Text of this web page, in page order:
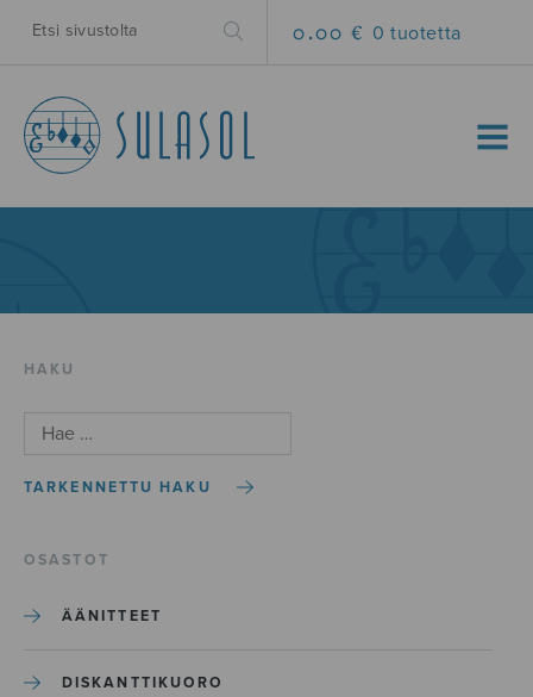
0.00 € 0 tuotetta
MENU
HAKU
TARKENNETTU HAKU
OSASTOT
ÄÄNITTEET
DISKANTTIKUORO